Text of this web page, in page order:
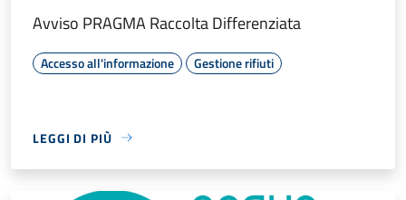
Avviso PRAGMA Raccolta Differenziata
Accesso all'informazione Gestione rifiuti
LEGGI DI PIÙ